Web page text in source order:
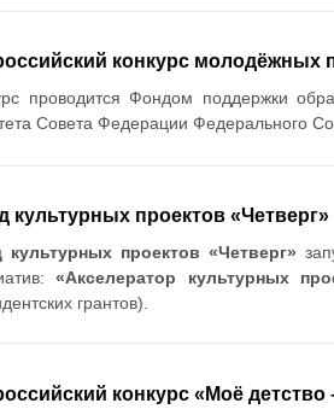
конкурс
проводится Фондом поддержки
Совета Федерации Федерального
культурных проектов «Четверг»
проектов «Четверг»
«Акселератор культурных
грантов).
конкурс «Моё детство